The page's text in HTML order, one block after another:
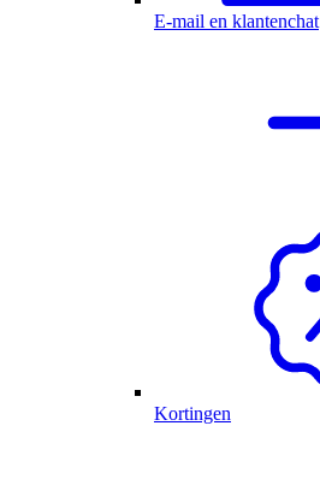
E-mail en klantenchat
Kortingen